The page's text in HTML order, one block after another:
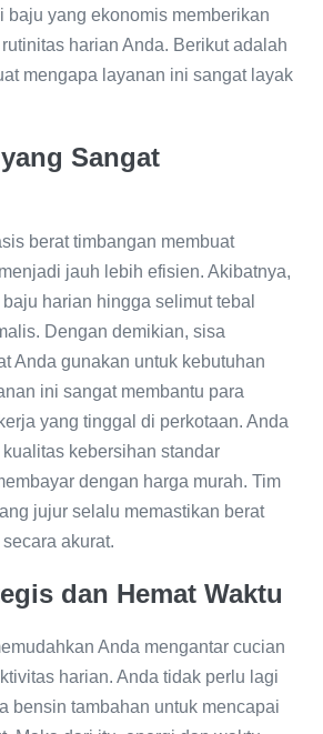
baju yang ekonomis memberikan
harian Anda. Berikut adalah
mengapa layanan ini sangat layak
Sangat
berat timbangan membuat
jauh lebih efisien. Akibatnya,
harian hingga selimut tebal
Dengan demikian, sisa
Anda gunakan untuk kebutuhan
ini sangat membantu para
yang tinggal di perkotaan. Anda
kebersihan standar
dengan harga murah. Tim
jujur selalu memastikan berat
akurat.
dan Hemat Waktu
Anda mengantar cucian
harian. Anda tidak perlu lagi
bensin tambahan untuk mencapai